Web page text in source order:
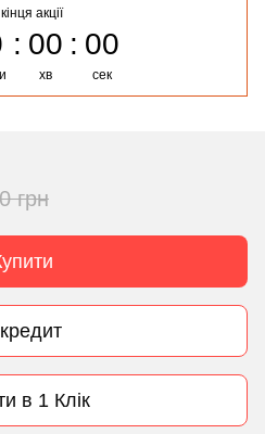
акції
00
хв
00
сек
грн
в 1 Клік